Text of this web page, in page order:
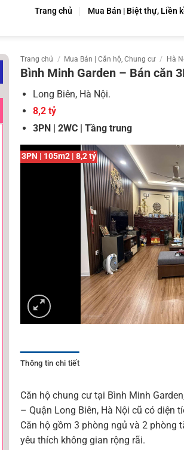
Trang chủ Mua Bán | Biệt thự, Liền
Trang chủ / Mua Bán | Căn hộ, Chung cư / Hà
Bình Minh Garden – Bán căn
Long Biên, Hà Nội.
8,2 tỷ
3PN | 2WC | Tầng trung
3PN | 105m2 | 8,2 tỷ
Thông tin chi tiết
Căn hộ chung cư tại Bình Minh
– Quận Long Biên, Hà Nội cũ có diện
Căn hộ gồm 3 phòng ngủ và 2 phòng
yêu thích không gian rộng rãi.